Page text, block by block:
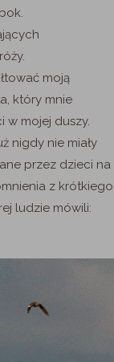
moją
który mnie
w mojej duszy.
nigdy nie miały
przez dzieci na
z krótkiego
ludzie mówili: